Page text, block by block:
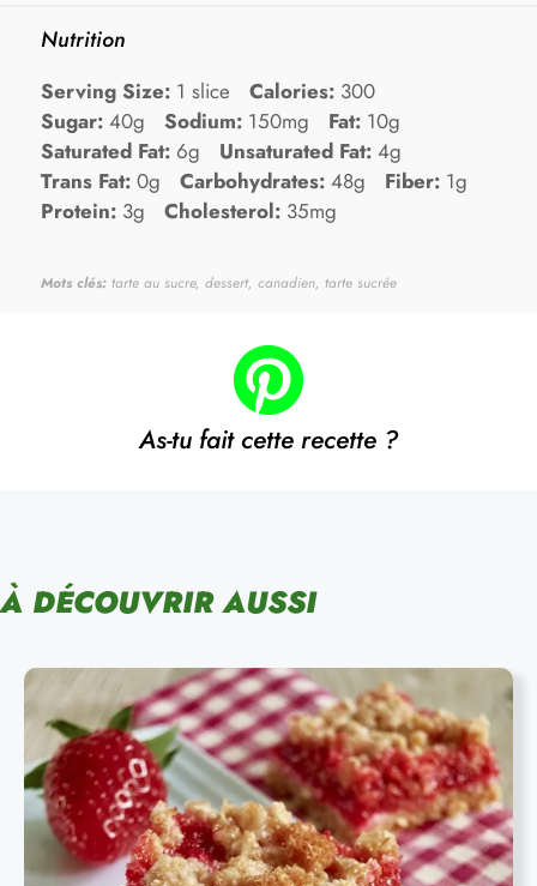
Nutrition
Serving Size: 1 slice Calories: 300
Sugar: 40g Sodium: 150mg Fat: 10g
Saturated Fat: 6g Unsaturated Fat: 4g
Trans Fat: 0g Carbohydrates: 48g Fiber: 1g
Protein: 3g Cholesterol: 35mg
Mots clés: tarte au sucre, dessert, canadien, tarte sucrée
As-tu fait cette recette ?
À DÉCOUVRIR AUSSI